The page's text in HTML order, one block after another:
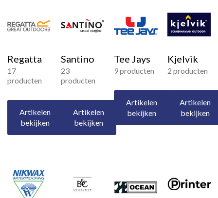
Regatta
17
producten
Artikelen
bekijken
Santino
23
producten
Artikelen
bekijken
Tee Jays
9 producten
Artikelen
bekijken
Kjelvik
2 producten
Artikelen
bekijken